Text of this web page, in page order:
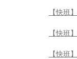
【快班
【快班
【快班